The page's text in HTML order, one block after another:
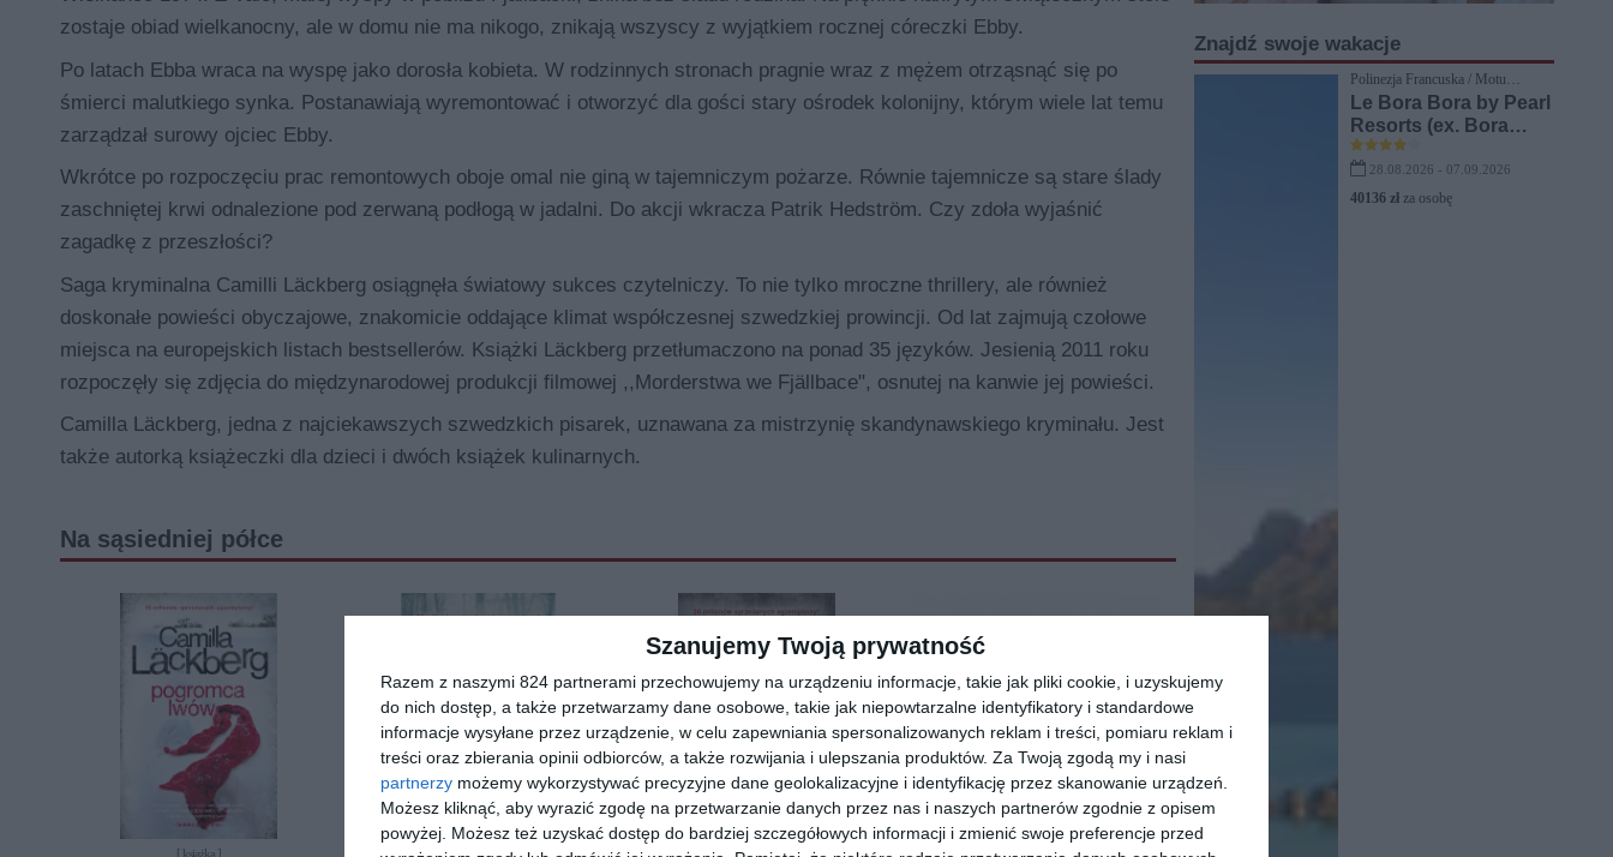
Szanujemy Twoją prywatność
Razem z naszymi 824 partnerami przechowujemy na urządzeniu informacje, takie jak pliki cookie, i uzyskujemy
do nich dostęp, a także przetwarzamy dane osobowe, takie jak niepowtarzalne identyfikatory i standardowe
informacje wysyłane przez urządzenie, w celu zapewniania spersonalizowanych reklam i treści, pomiaru reklam i
treści oraz zbierania opinii odbiorców, a także rozwijania i ulepszania produktów. Za Twoją zgodą my i nasi
partnerzy możemy wykorzystywać precyzyjne dane geolokalizacyjne i identyfikację przez skanowanie urządzeń.
Możesz kliknąć, aby wyrazić zgodę na przetwarzanie danych przez nas i naszych partnerów zgodnie z opisem
powyżej. Możesz też uzyskać dostęp do bardziej szczegółowych informacji i zmienić swoje preferencje przed
zostaje obiad wielkanocny, ale w domu nie ma nikogo, znikają wszyscy z wyjątkiem rocznej córeczki Ebby.
Po latach Ebba wraca na wyspę jako dorosła kobieta. W rodzinnych stronach pragnie wraz z mężem otrząsnąć się po
śmierci malutkiego synka. Postanawiają wyremontować i otworzyć dla gości stary ośrodek kolonijny, którym wiele lat temu
zarządzał surowy ojciec Ebby.
Wkrótce po rozpoczęciu prac remontowych oboje omal nie giną w tajemniczym pożarze. Równie tajemnicze są stare ślady
zaschniętej krwi odnalezione pod zerwaną podłogą w jadalni. Do akcji wkracza Patrik Hedström. Czy zdoła wyjaśnić
zagadkę z przeszłości?
Saga kryminalna Camilli Läckberg osiągnęła światowy sukces czytelniczy. To nie tylko mroczne thrillery, ale również
doskonałe powieści obyczajowe, znakomicie oddające klimat współczesnej szwedzkiej prowincji. Od lat zajmują czołowe
miejsca na europejskich listach bestsellerów. Książki Läckberg przetłumaczono na ponad 35 języków. Jesienią 2011 roku
rozpoczęły się zdjęcia do międzynarodowej produkcji filmowej ,,Morderstwa we Fjällbace", osnutej na kanwie jej powieści.
Camilla Läckberg, jedna z najciekawszych szwedzkich pisarek, uznawana za mistrzynię skandynawskiego kryminału. Jest
także autorką książeczki dla dzieci i dwóch książek kulinarnych.
Na sąsiedniej półce
[ książka ] [ książka ] [ książka ] [ książka ]
Znajdź swoje wakacje
Polinezja Francuska / Motu
Tevairoa
Le Bora Bora by Pearl
Resorts (ex. Bora
Bora Pearl Beach
Resort)
28.08.2026 - 07.09.2026
40136 zł za osobę